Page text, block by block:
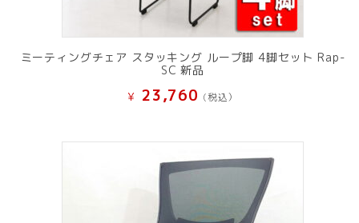
ミーティングチェア スタッキング ループ脚 4脚セット Rap-
SC 新品
¥ 23,760 (税込）